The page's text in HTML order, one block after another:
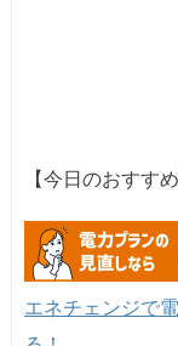
【今日のおすすめ
エネチェンジで